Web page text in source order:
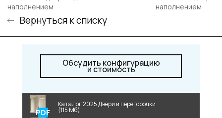
наполнением
наполнением
Вернуться к списку
Обсудить конфигурацию
и стоимость
Каталог 2025 Двери и перегородки
(115 Мб)